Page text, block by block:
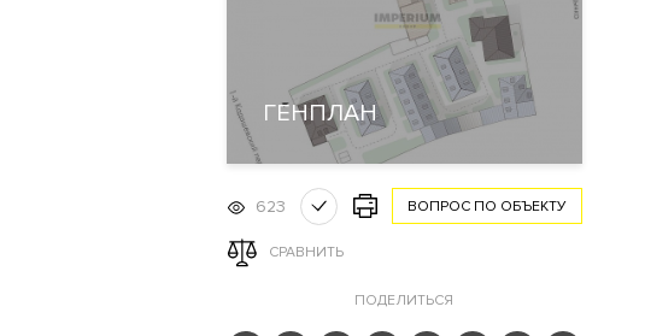
ГЕНПЛАН
623 ВОПРОС ПО ОБЪЕКТУ
СРАВНИТЬ
ПОДЕЛИТЬСЯ